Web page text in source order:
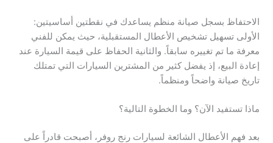
الاحتفاظ بسجل صيانة منظم يساعدك في نقطتين أساسيتين:
الأولى تسهيل تشخيص الأعطال المستقبلية، حيث يمكن للفني
معرفة ما تم تغييره سابقاً. والثانية الحفاظ على قيمة السيارة عند
إعادة البيع، إذ يفضل كثير من المشترين السيارات التي تمتلك
تاريخ صيانة واضحاً ومنظماً.
ماذا تستفيد الآن؟ وما الخطوة التالية؟
بعد فهم الأعطال الشائعة لسيارات رنج روفر، أصبحت قادراً على